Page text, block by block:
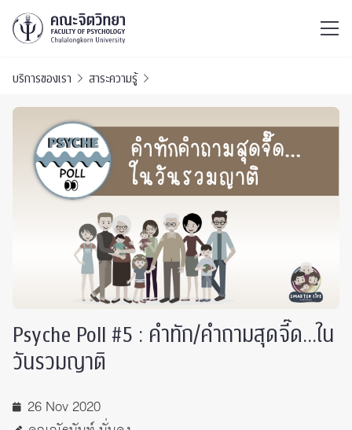
บริการของเรา สาระความรู้
Psyche Poll #5 : คำทัก/คำถามสุดจี๊ด…ใน
วันรวมญาติ
26 Nov 2020